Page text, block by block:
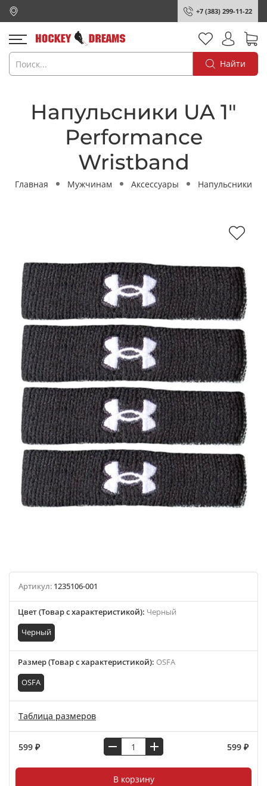
+7 (383) 299-11-22
Найти
Напульсники UA 1"
Performance
Wristband
Главная Мужчинам Аксессуары Напульсники
Артикул: 1235106-001
Цвет (Товар с характеристикой): Черный
Черный
Размер (Товар с характеристикой): OSFA
OSFA
Таблица размеров
599 ₽ 599 ₽
В корзину